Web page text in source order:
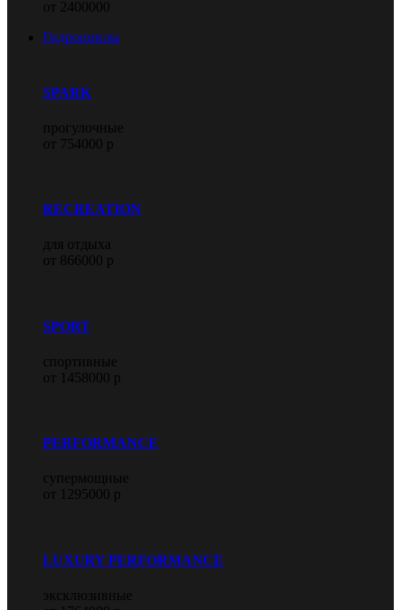
от 2400000
Гидроциклы
SPARK
прогулочные
от 754000 р
RECREATION
для отдыха
от 866000 р
SPORT
спортивные
от 1458000 р
PERFORMANCE
супермощные
от 1295000 р
LUXURY PERFORMANCE
эксклюзивные